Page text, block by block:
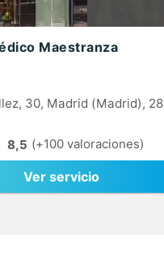
Maestranza
30, Madrid (Madrid),
8,5 (+100 valoraciones)
Ver servicio